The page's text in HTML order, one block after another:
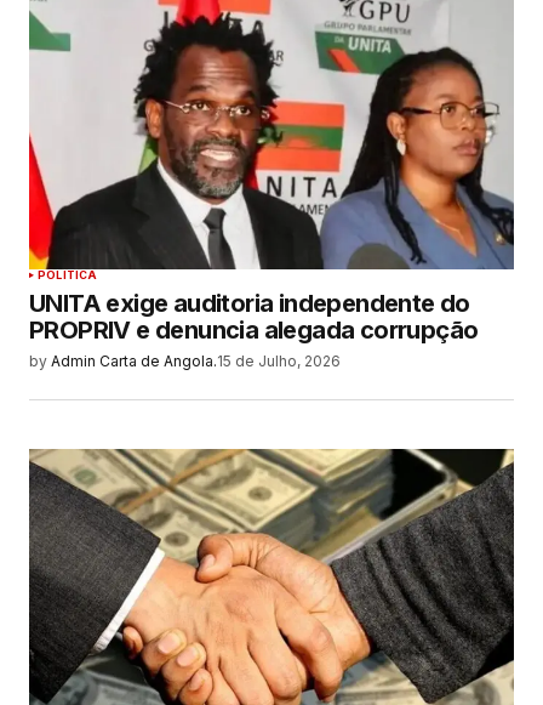
POLITICA
UNITA exige auditoria independente do
PROPRIV e denuncia alegada corrupção
by Admin Carta de Angola.15 de Julho, 2026